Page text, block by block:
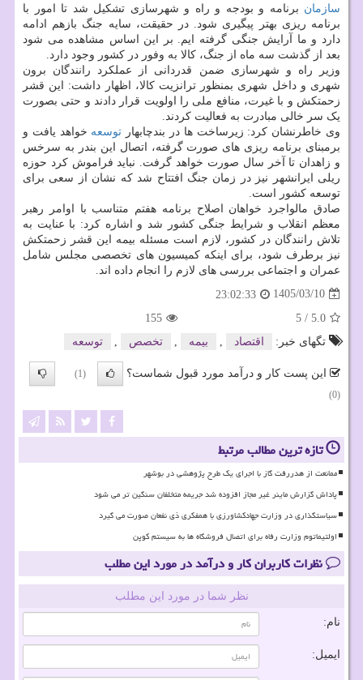
سازمان برنامه و بودجه و راه و شهرسازی تشکیل شد تا امور با
برنامه ریزی بهتر پیگیری شود. در حقیقت، سایه جنگ بازهم ادامه
دارد و ما آرایش جنگی گرفته ایم. بر این اساس مشاهده می شود
بعد از گذشت سه ماه از جنگ، کالا به وفور در کشور وجود دارد.
وزیر راه و شهرسازی ضمن قدردانی از عملکرد رانندگان برون
شهری و داخل شهری بمنظور ترانزیت کالا، اظهار داشت: این قشر
زحمتکش و با غیرت، منافع ملی را اولویت قرار دادند و حتی بصورت
یک سر خالی مبادرت به فعالیت کردند.
وی خاطرنشان کرد: زیرساخت ها در بندچابهار توسعه خواهد یافت و
برمبنای برنامه ریزی های صورت گرفته، اتصال این بندر به سرخس
و زاهدان تا آخر سال صورت خواهد گرفت. نباید فراموش کرد حوزه
ریلی ایرانشهر نیز در زمان جنگ افتتاح شد که نشان از سعی برای
توسعه کشور است.
صادق مالواجرد خواهان اصلاح برنامه هفتم متناسب با اوامر رهبر
معظم انقلاب و شرایط جنگی کشور شد و اشاره کرد: با عنایت به
تلاش رانندگان در کشور، لازم است مسئله بیمه این قشر زحمتکش
نیز برطرف شود، برای اینکه کمیسیون های تخصصی مجلس شامل
عمران و اجتماعی بررسی های لازم را انجام داده اند.
1405/03/10
23:02:33
5.0
/
5
155
تگهای خبر:
اقتصاد بیمه تخصص توسعه
این پست کار و درآمد مورد قبول شماست؟
(1)
(0)
تازه ترین مطالب مرتبط
ممانعت از هدررفت گاز با اجرای یک طرح پژوهشی در بوشهر
پاداش گزارش ماینر غیر مجاز افزوده شد جریمه متخلفان سنگین تر می شود
سیاستگذاری در وزارت جهادکشاورزی با همفکری ذی نفعان صورت می گیرد
اولتیماتوم وزارت رفاه برای اتصال فروشگاه ها به سیستم کوپن
نظرات کاربران کار و درآمد در مورد این مطلب
نظر شما در مورد این مطلب
نام:
ایمیل: